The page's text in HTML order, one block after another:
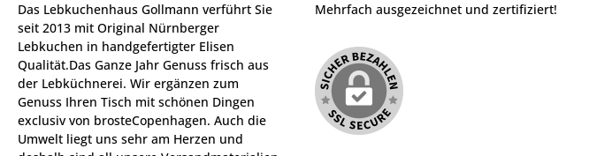
Das Lebkuchenhaus Gollmann verführt Sie
seit 2013 mit Original Nürnberger
Lebkuchen in handgefertigter Elisen
Qualität.Das Ganze Jahr Genuss frisch aus
der Lebküchnerei. Wir ergänzen zum
Genuss Ihren Tisch mit schönen Dingen
exclusiv von brosteCopenhagen. Auch die
Umwelt liegt uns sehr am Herzen und
Mehrfach ausgezeichnet und zertifiziert!